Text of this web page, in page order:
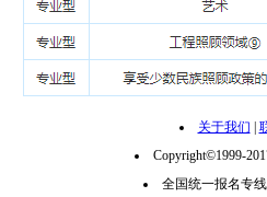
关于我们
Copyright©1999-
全国统一报名专